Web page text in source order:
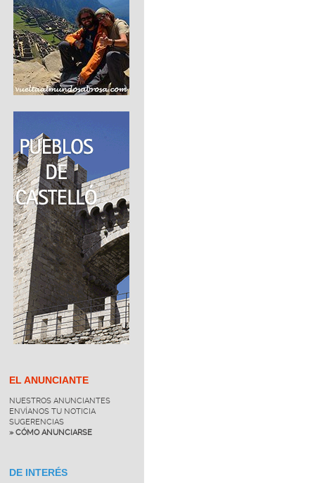
EL ANUNCIANTE
NUESTROS ANUNCIANTES
ENVÍANOS TU NOTICIA
SUGERENCIAS
» CÓMO ANUNCIARSE
DE INTERÉS